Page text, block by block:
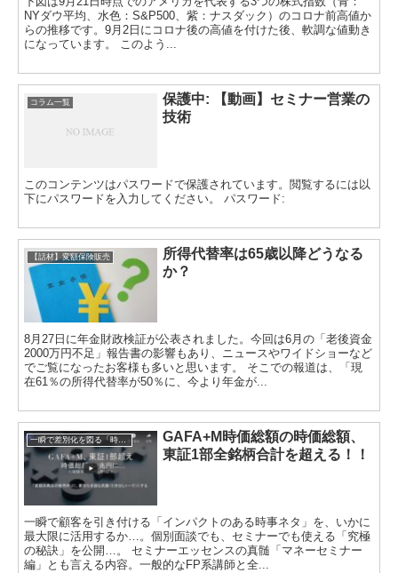
NYダウ平均、水色：S&P500、紫：ナスダック）のコロナ前高値か
らの推移です。9月2日にコロナ後の高値を付けた後、軟調な値動き
になっています。 このよう...
コラム一覧
保護中: 【動画】セミナー営業の
技術
このコンテンツはパスワードで保護されています。閲覧するには以
下にパスワードを入力してください。 パスワード:
【話材】変額保険販売
所得代替率は65歳以降どうなる
か？
8月27日に年金財政検証が公表されました。今回は6月の「老後資金
2000万円不足」報告書の影響もあり、ニュースやワイドショーなど
でご覧になったお客様も多いと思います。 そこでの報道は、「現
在61％の所得代替率が50％に、今より年金が...
一瞬で差別化を図る「時事ネタトーク」
GAFA+M時価総額の時価総額、
東証1部全銘柄合計を超える！！
一瞬で顧客を引き付ける「インパクトのある時事ネタ」を、いかに
最大限に活用するか…。個別面談でも、セミナーでも使える「究極
の秘訣」を公開…。 セミナーエッセンスの真髄「マネーセミナー
編」とも言える内容。一般的なFP系講師と全...